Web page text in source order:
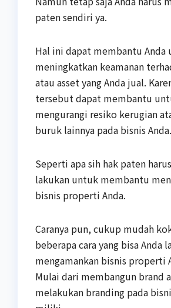
paten sendiri ya.
Hal ini dapat membantu Anda
meningkatkan keamanan
atau asset yang Anda jual.
tersebut dapat membantu
mengurangi resiko kerugian
buruk lainnya pada bisnis Anda.
Seperti apa sih hak paten
lakukan untuk membantu
bisnis properti Anda.
Caranya pun, cukup mudah
beberapa cara yang bisa Anda
mengamankan bisnis properti
Mulai dari membangun brand
melakukan branding pada